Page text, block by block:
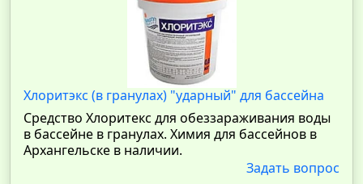
Хлоритэкс (в гранулах) "ударный" для бассейна
Средство Хлоритекс для обеззараживания воды
в бассейне в гранулах. Химия для бассейнов в
Архангельске в наличии.
Задать вопрос